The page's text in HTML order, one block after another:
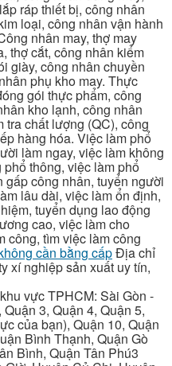
ráp thiết bị, công nhân
loại, công nhân vận hành
nhân may, thợ may
thợ cắt, công nhân kiểm
giày, công nhân chuyền
phụ kho may. Thực
gói thực phẩm, công
kho lạnh, công nhân
chất lượng (QC), công
hàng hóa. Việc làm phổ
làm ngay, việc làm không
thông, việc làm phổ
công nhân, tuyển người
lâu dài, việc làm ổn định,
tuyển dụng lao động
cao, việc làm cho
công, tìm việc làm công
cần bằng cấpĐịa chỉ
xí nghiệp sản xuất uy tín,
vực TPHCM: Sài Gòn -
3, Quận 4, Quận 5,
của bạn), Quận 10, Quận
Bình Thạnh, Quận Gò
Bình, Quận Tân Phú3